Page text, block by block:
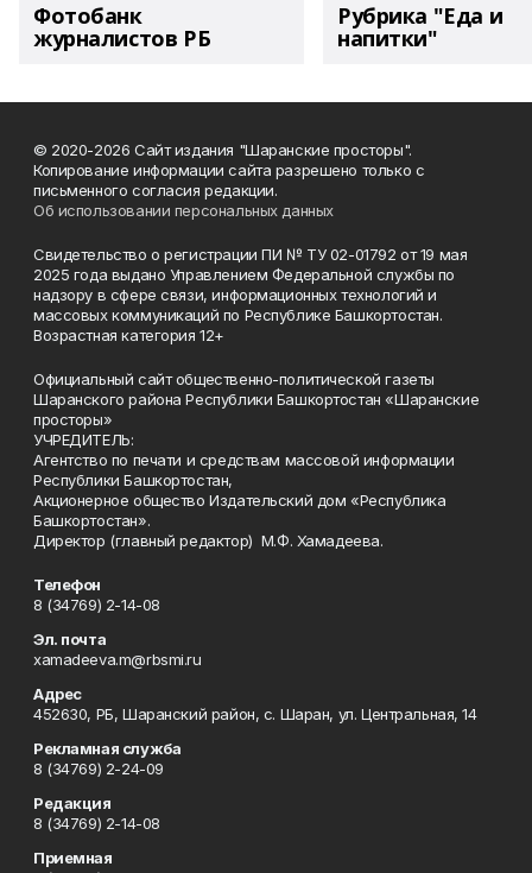
Фотобанк
журналистов РБ
Рубрика "Еда и
напитки"
© 2020-2026 Сайт издания "Шаранские просторы".
Копирование информации сайта разрешено только с
письменного согласия редакции.
Об использовании персональных данных
Свидетельство о регистрации ПИ № ТУ 02-01792 от 19 мая
2025 года выдано Управлением Федеральной службы по
надзору в сфере связи, информационных технологий и
массовых коммуникаций по Республике Башкортостан.
Возрастная категория 12+
Официальный сайт общественно-политической газеты
Шаранского района Республики Башкортостан «Шаранские
просторы»
УЧРЕДИТЕЛЬ:
Агентство по печати и средствам массовой информации
Республики Башкортостан,
Акционерное общество Издательский дом «Республика
Башкортостан».
Директор (главный редактор) М.Ф. Хамадеева.
Телефон
8 (34769) 2-14-08
Эл. почта
xamadeeva.m@rbsmi.ru
Адрес
452630, РБ, Шаранский район, с. Шаран, ул. Центральная, 14
Рекламная служба
8 (34769) 2-24-09
Редакция
8 (34769) 2-14-08
Приемная